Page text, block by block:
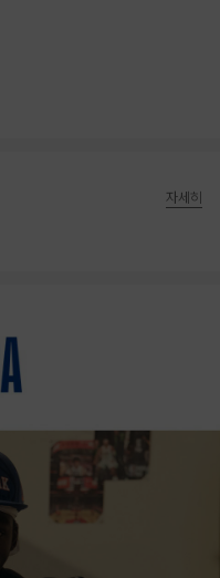
자세히